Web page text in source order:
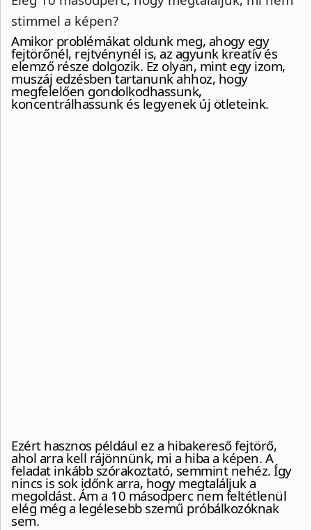
stimmel a képen?
Amikor problémákat oldunk meg, ahogy egy
fejtörőnél, rejtvénynél is, az agyunk kreatív és
elemző része dolgozik. Ez olyan, mint egy izom,
muszáj edzésben tartanunk ahhoz, hogy
megfelelően gondolkodhassunk,
koncentrálhassunk és legyenek új ötleteink.
Ezért hasznos például ez a hibakereső fejtörő,
ahol arra kell rájönnünk, mi a hiba a képen. A
feladat inkább szórakoztató, semmint nehéz. Így
nincs is sok időnk arra, hogy megtaláljuk a
megoldást. Ám a 10 másodperc nem feltétlenül
elég még a legélesebb szemű próbálkozóknak
sem.